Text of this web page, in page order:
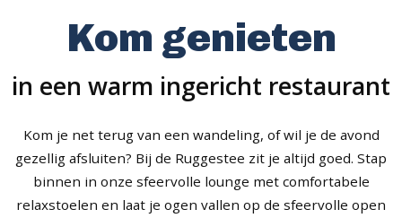
Kom genieten
in een warm ingericht restaurant
Kom je net terug van een wandeling, of wil je de avond
gezellig afsluiten? Bij de Ruggestee zit je altijd goed. Stap
binnen in onze sfeervolle lounge met comfortabele
relaxstoelen en laat je ogen vallen op de sfeervolle open